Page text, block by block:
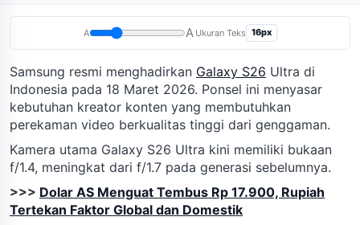
A A Ukuran Teks 16px
Samsung resmi menghadirkan Galaxy S26 Ultra di
Indonesia pada 18 Maret 2026. Ponsel ini menyasar
kebutuhan kreator konten yang membutuhkan
perekaman video berkualitas tinggi dari genggaman.
Kamera utama Galaxy S26 Ultra kini memiliki bukaan
f/1.4, meningkat dari f/1.7 pada generasi sebelumnya.
>>> Dolar AS Menguat Tembus Rp 17.900, Rupiah
Tertekan Faktor Global dan Domestik